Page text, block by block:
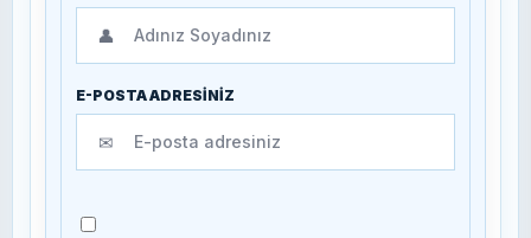
👤
E-POSTA ADRESİNİZ
✉